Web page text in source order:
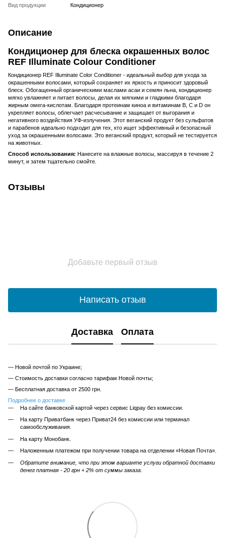
Вид продукции
Кондиционер
Описание
Кондиционер для блеска окрашенных волос
REF Illuminate Colour Conditioner
Кондиционер REF Illuminate Color Conditioner - идеальный выбор для ухода за
окрашенными волосами, который сохраняет их яркость и приносит здоровый
блеск. Обогащенный органическими маслами асаи и семян льна, кондиционер
мягко увлажняет и питает волосы, делая их мягкими и гладкими благодаря
жирным омега-кислотам. Благодаря протеинам киноа и витаминам B, C и D он
укрепляет волосы, облегчает расчесывание и защищает от выгорания и
негативного воздействия УФ-излучения. Этот веганский продукт без сульфатов
и парабенов идеально подходит для тех, кто ищет эффективный и безопасный
уход за окрашенными волосами. Это веганский продукт, который не тестируется
на животных.
Способ использования: Нанесите на влажные волосы, массируя в течение 2
минут, и затем тщательно смойте.
Отзывы
Добавьте первый отзыв
Написать отзыв
Доставка Оплата
— Новой почтой по Украине;
— Стоимость доставки согласно тарифам Новой почты;
— Бесплатная доставка от 2500 грн.
Подробнее о доставке
На сайте банковской картой через сервис Liqpay без комиссии.
На карту Приватбанк через Приват24 без комиссии или терминал
самообслуживания.
На карту Монобанк.
Наложенным платежом при получении товара на отделении «Новая Почта».
Обратите внимание, что при этом варианте услуги обратной доставки
денег платная - 20 грн + 2% от суммы заказа.